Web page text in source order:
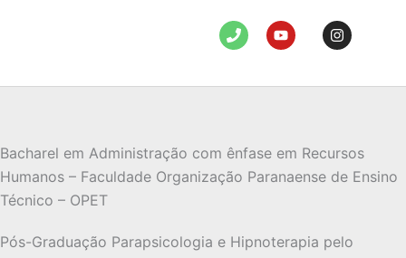
p
P
h
e
Y
o
u
I
n
a
Bacharel em Administração com ênfase em Recursos
Humanos – Faculdade Organização Paranaense de Ensino
Técnico – OPET
Pós-Graduação Parapsicologia e Hipnoterapia pelo